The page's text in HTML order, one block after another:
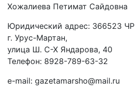
Хожалиева Петимат Сайдовна
Юридический адрес: 366523 ЧР
г. Урус-Мартан,
улица Ш. С-Х Яндарова, 40
Телефон: 8928-789-63-32
e-mail: gazetamarsho@mail.ru